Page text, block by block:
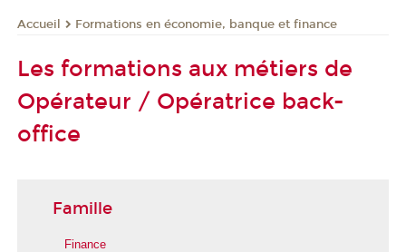
Accueil Formations en économie, banque et finance
Les formations aux métiers de
Opérateur / Opératrice back-
office
Famille
Finance